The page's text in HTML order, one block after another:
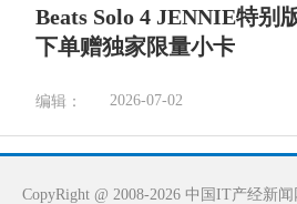
Beats Solo 4 JENNIE特别
下单赠独家限量小卡
编辑： 2026-07-02
CopyRight @ 2008-2026 中国IT产经新